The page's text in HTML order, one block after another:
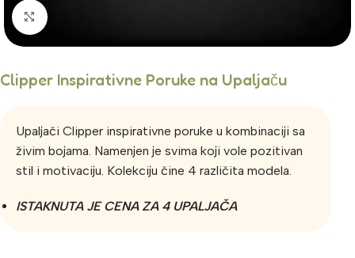
Click to enlarge
Clipper Inspirativne Poruke na Upaljaču
Upaljači Clipper inspirativne poruke u kombinaciji sa
živim bojama. Namenjen je svima koji vole pozitivan
stil i motivaciju. Kolekciju čine 4 različita modela.
ISTAKNUTA JE CENA ZA 4 UPALJAČA